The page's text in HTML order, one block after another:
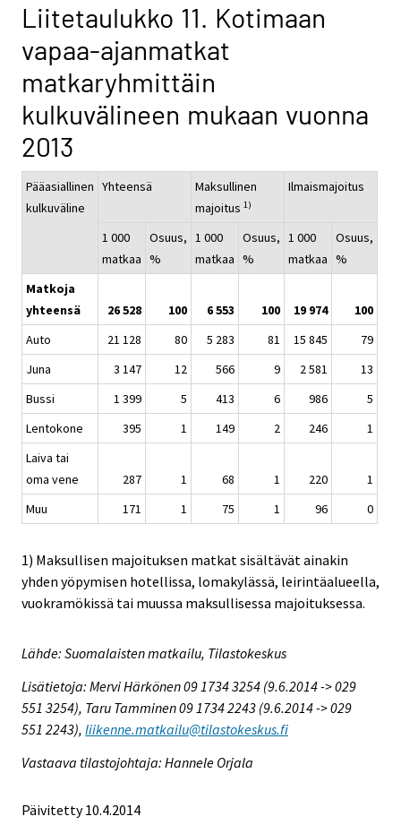
Liitetaulukko 11. Kotimaan
vapaa-ajanmatkat
matkaryhmittäin
kulkuvälineen mukaan vuonna
2013
Pääasiallinen
kulkuväline
Yhteensä
Maksullinen
majoitus 1)
Ilmaismajoitus
1 000
matkaa
Osuus,
%
1 000
matkaa
Osuus,
%
1 000
matkaa
Osuus,
%
Matkoja
yhteensä
26 528 100 6 553 100 19 974
100
Auto
21 128 80 5 283 81 15 845
79
Juna
3 147 12 566 9 2 581
13
Bussi
1 399 5 413 6 986
5
Lentokone
395 1 149 2 246
1
Laiva tai
oma vene
287 1 68 1 220
1
Muu
171 1 75 1 96 0
1) Maksullisen majoituksen matkat sisältävät ainakin
yhden yöpymisen hotellissa, lomakylässä, leirintäalueella,
vuokramökissä tai muussa maksullisessa majoituksessa.
Lähde: Suomalaisten matkailu, Tilastokeskus
Lisätietoja: Mervi Härkönen 09 1734 3254 (9.6.2014 -> 029
551 3254), Taru Tamminen 09 1734 2243 (9.6.2014 -> 029
551 2243), liikenne.matkailu@tilastokeskus.fi
Vastaava tilastojohtaja: Hannele Orjala
Päivitetty 10.4.2014